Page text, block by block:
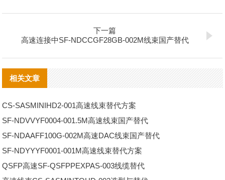
下一篇
高速连接中SF-NDCCGF28GB-002M线束国产替代
相关文章
CS-SASMINIHD2-001高速线束替代方案
SF-NDVVYF0004-001.5M高速线束国产替代
SF-NDAAFF100G-002M高速DAC线束国产替代
SF-NDYYYF0001-001M高速线束替代方案
QSFP高速SF-QSFPPEXPAS-003线缆替代